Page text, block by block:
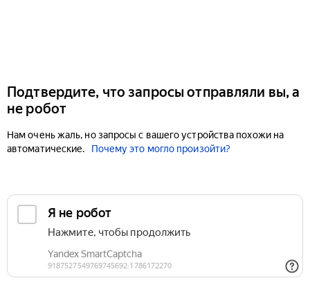
Подтвердите, что запросы отправляли вы, а
не робот
Нам очень жаль, но запросы с вашего устройства похожи на
автоматические.
Почему это могло произойти?